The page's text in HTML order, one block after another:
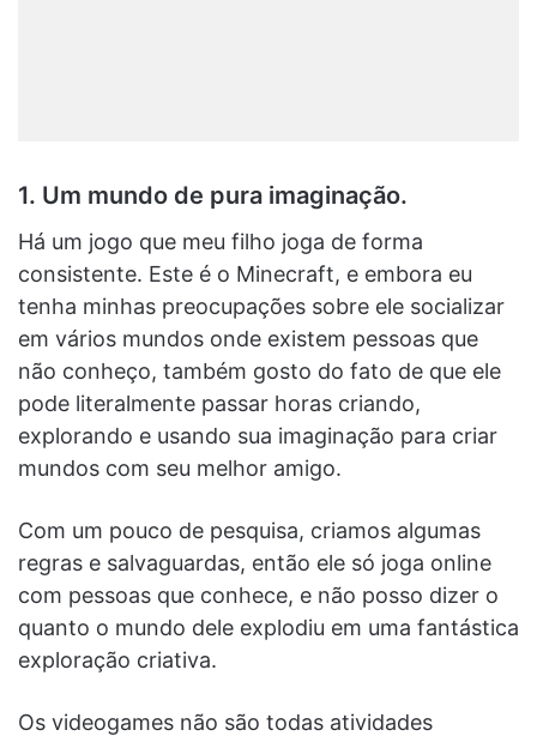
1. Um mundo de pura imaginação.
Há um jogo que meu filho joga de forma
consistente. Este é o Minecraft, e embora eu
tenha minhas preocupações sobre ele socializar
em vários mundos onde existem pessoas que
não conheço, também gosto do fato de que ele
pode literalmente passar horas criando,
explorando e usando sua imaginação para criar
mundos com seu melhor amigo.
Com um pouco de pesquisa, criamos algumas
regras e salvaguardas, então ele só joga online
com pessoas que conhece, e não posso dizer o
quanto o mundo dele explodiu em uma fantástica
exploração criativa.
Os videogames não são todas atividades